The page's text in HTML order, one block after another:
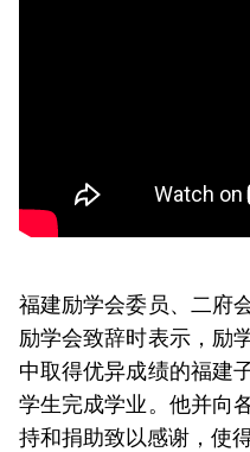
福建励学会委员、二府
励学会致辞时表示，励
中取得优异成绩的福建
学生完成学业。他并向
持和捐助致以感谢，使